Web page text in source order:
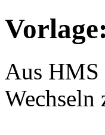
Aus HMS
Wechseln